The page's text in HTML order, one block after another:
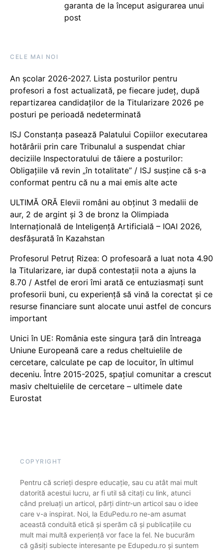
garanta de la început asigurarea unui
post
CELE MAI NOI
An școlar 2026-2027. Lista posturilor pentru
profesori a fost actualizată, pe fiecare județ, după
repartizarea candidaților de la Titularizare 2026 pe
posturi pe perioadă nedeterminată
ISJ Constanța pasează Palatului Copiilor executarea
hotărârii prin care Tribunalul a suspendat chiar
deciziile Inspectoratului de tăiere a posturilor:
Obligațiile vă revin „în totalitate” / ISJ susține că s-a
conformat pentru că nu a mai emis alte acte
ULTIMĂ ORĂ Elevii români au obținut 3 medalii de
aur, 2 de argint și 3 de bronz la Olimpiada
Internațională de Inteligență Artificială – IOAI 2026,
desfășurată în Kazahstan
Profesorul Petruț Rizea: O profesoară a luat nota 4.90
la Titularizare, iar după contestații nota a ajuns la
8.70 / Astfel de erori îmi arată ce entuziasmați sunt
profesorii buni, cu experiență să vină la corectat și ce
resurse financiare sunt alocate unui astfel de concurs
important
Unici în UE: România este singura țară din întreaga
Uniune Europeană care a redus cheltuielile de
cercetare, calculate pe cap de locuitor, în ultimul
deceniu. Între 2015-2025, spațiul comunitar a crescut
masiv cheltuielile de cercetare – ultimele date
Eurostat
COPYRIGHT
Pentru că scrieți despre educație, sau cu atât mai mult
datorită acestui lucru, ar fi util să citați cu link, atunci
când preluați un articol, părți dintr-un articol sau o idee
care v-a inspirat. Noi, la EduPedu.ro ne-am asumat
această conduită etică și sperăm că și publicațiile cu
mult mai multă experiență vor face la fel. Ne bucurăm
că găsiți subiecte interesante pe Edupedu.ro și suntem